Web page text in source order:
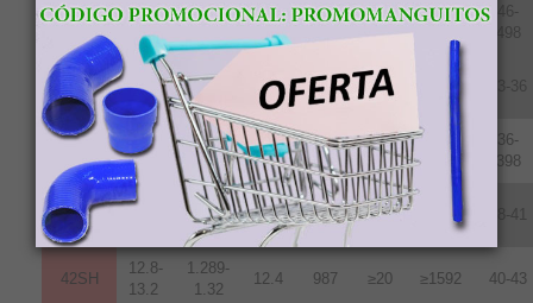
48H
13.7-
14.3
1.37-
12.5 995 ≥17 ≥1353
46-
498
35SH
11.7-
12.2
1.17-
1.22
11.0 876 ≥20 ≥1592 33-36
12.2-
12.5
1.22-
1.25
11.4 907 ≥20 ≥1592
36-
398
40SH
12.5-
1.24-
1.28
11.8 939 ≥20 ≥1592 38-41
42SH
12.8-
13.2
1.289-
1.32
12.4 987 ≥20 ≥1592 40-43